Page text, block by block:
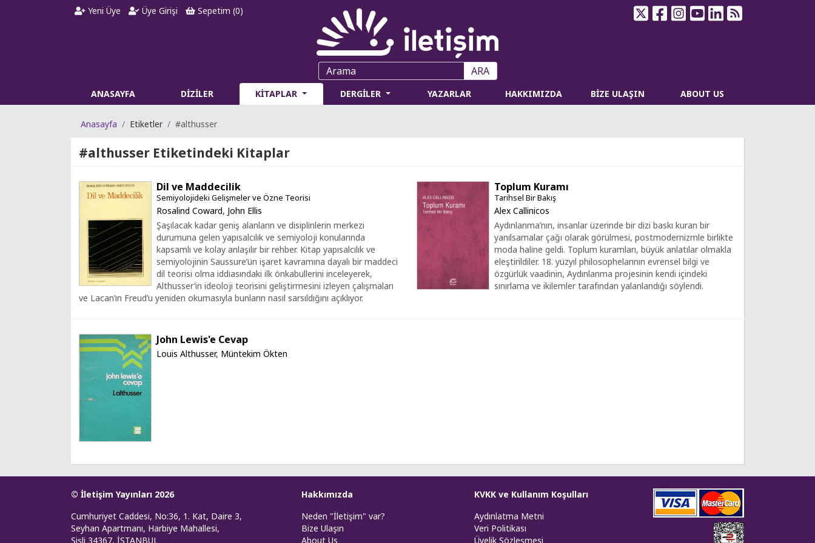
Yeni Üye Üye Girişi Sepetim (0)
ARA
ANASAYFA DİZİLER KİTAPLAR DERGİLER YAZARLAR HAKKIMIZDA BİZE ULAŞIN ABOUT US
Anasayfa Etiketler #althusser
#althusser Etiketindeki Kitaplar
Dil ve Maddecilik
Semiyolojideki Gelişmeler ve Özne Teorisi
Rosalind Coward, John Ellis
Şaşılacak kadar geniş alanların ve disiplinlerin merkezi
durumuna gelen yapısalcılık ve semiyoloji konularında
kapsamlı ve kolay anlaşılır bir rehber. Kitap yapısalcılık ve
semiyolojinin Saussure’ün işaret kavramına dayalı bir maddeci
dil teorisi olma iddiasındaki ilk önkabullerini inceleyerek,
Althusser’in ideoloji teorisini geliştirmesini izleyen çalışmaları
ve Lacan’ın Freud’u yeniden okumasıyla bunların nasıl sarsıldığını açıklıyor.
Toplum Kuramı
Tarihsel Bir Bakış
Alex Callinicos
Aydınlanma’nın, insanlar üzerinde bir dizi baskı kuran bir
yanılsamalar çağı olarak görülmesi, postmodernizmle birlikte
moda haline geldi. Toplum kuramları, büyük anlatılar olmakla
eleştirildiler. 18. yüzyıl philosophelarının evrensel bilgi ve
özgürlük vaadinin, Aydınlanma projesinin kendi içindeki
sınırlama ve ikilemler tarafından yalanlandığı söylendi.
John Lewis'e Cevap
Louis Althusser, Müntekim Ökten
© İletişim Yayınları 2026
Cumhuriyet Caddesi, No:36, 1. Kat, Daire 3,
Seyhan Apartmanı, Harbiye Mahallesi,
Şişli 34367, İSTANBUL
Hakkımızda
Neden "İletişim" var?
Bize Ulaşın
About Us
KVKK ve Kullanım Koşulları
Aydınlatma Metni
Veri Politikası
Üyelik Sözleşmesi